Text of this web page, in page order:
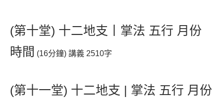
(第十堂) 十二地支丨掌法 五行 月份
時間 (16分鐘) 講義 2510字
(第十一堂) 十二地支 | 掌法 五行 月份